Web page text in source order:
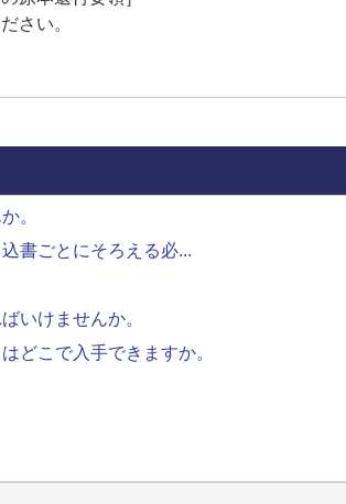
さい。
。
書ごとにそろえる必...
いけませんか。
どこで入手できますか。